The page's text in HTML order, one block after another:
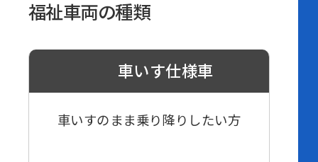
福祉車両の種類
車いす仕様車
車いすのまま乗り降りしたい方